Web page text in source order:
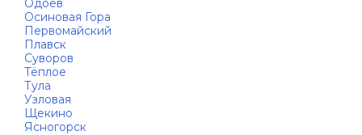
Одоев
Осиновая Гора
Первомайский
Плавск
Суворов
Тёплое
Тула
Узловая
Щекино
Ясногорск